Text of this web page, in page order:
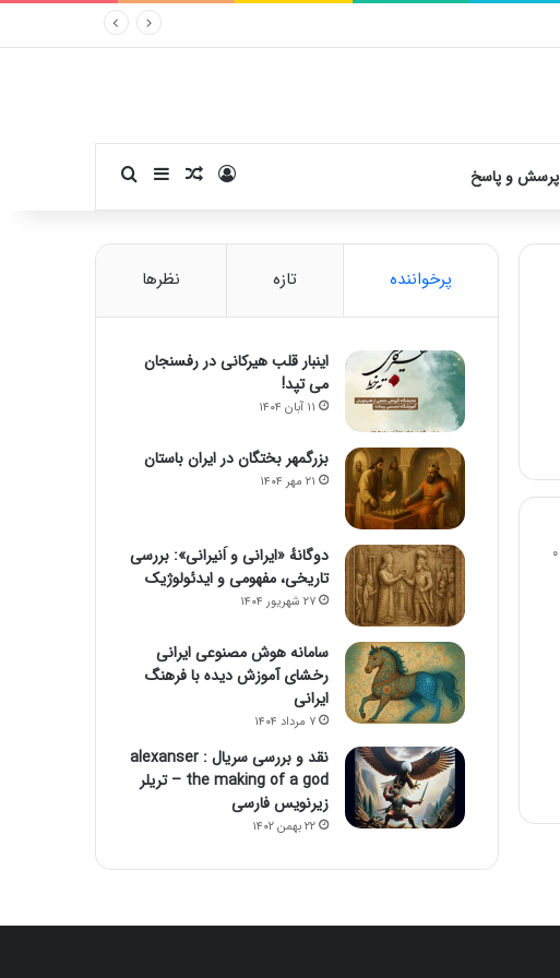
پرسش و پاسخ ورودنوشته تصادفی
سایدبارجستجو برای
۰
پرخواننده تازه نظرها
اینبار قلب هیرکانی در رفسنجان
می تپد!
۱۱ آبان ۱۴۰۴
بزرگمهر بختگان در ایران باستان
۲۱ مهر ۱۴۰۴
دوگانهٔ «ایرانی و اَنیرانی»: بررسی
تاریخی، مفهومی و ایدئولوژیک
۲۷ شهریور ۱۴۰۴
سامانه هوش مصنوعی ایرانی
رخشای آموزش دیده با فرهنگ
ایرانی
۷ مرداد ۱۴۰۴
نقد و بررسی سریال alexanser :
the making of a god – تریلر
زیرنویس فارسی
۲۲ بهمن ۱۴۰۲